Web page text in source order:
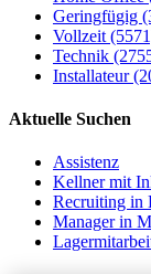
Geringfügig
Vollzeit
Technik
Installateur
Aktuelle Suchen
Assistenz
Kellner mit
Recruiting in
Manager in